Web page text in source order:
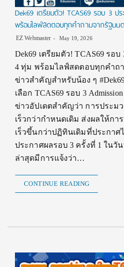
Dek69 เตรียมตัว! TCAS69 รอบ 3 ป
พร้อมไลฟ์สดตอบทุกคำถามจากรัฐมน
EZ Webmaster May 19, 2026
Dek69 เตรียมตัว! TCAS69 รอ
4 ทุ่ม พร้อมไลฟ์สดตอบทุกคำถ
ข่าวสำคัญสำหรับน้อง ๆ
เลือก TCAS69 รอบ 3
ข่าวอัปเดตสำคัญว่า การประม
เร็วกว่ากำหนดเดิม ส่งผลให้กา
เร็วขึ้นกว่าปฏิทินเดิมที่ประกาศ
ประกาศผลรอบ 3 ครั้งที่ 1 ในวั
ล่าสุดมีการแจ้งว่า…
CONTINUE READING